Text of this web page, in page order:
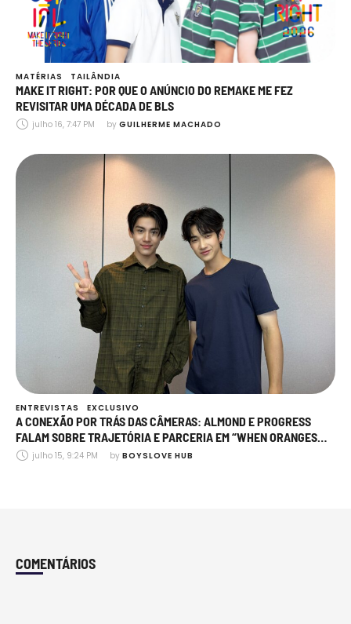
MATÉRIAS TAILÂNDIA
MAKE IT RIGHT: POR QUE O ANÚNCIO DO REMAKE ME FEZ
REVISITAR UMA DÉCADA DE BLS
julho 16, 7:47 PM by GUILHERME MACHADO
ENTREVISTAS EXCLUSIVO
A CONEXÃO POR TRÁS DAS CÂMERAS: ALMOND E PROGRESS
FALAM SOBRE TRAJETÓRIA E PARCERIA EM “WHEN ORANGES
FALL”julho 15, 9:24 PM by BOYSLOVE HUB
COMENTÁRIOS